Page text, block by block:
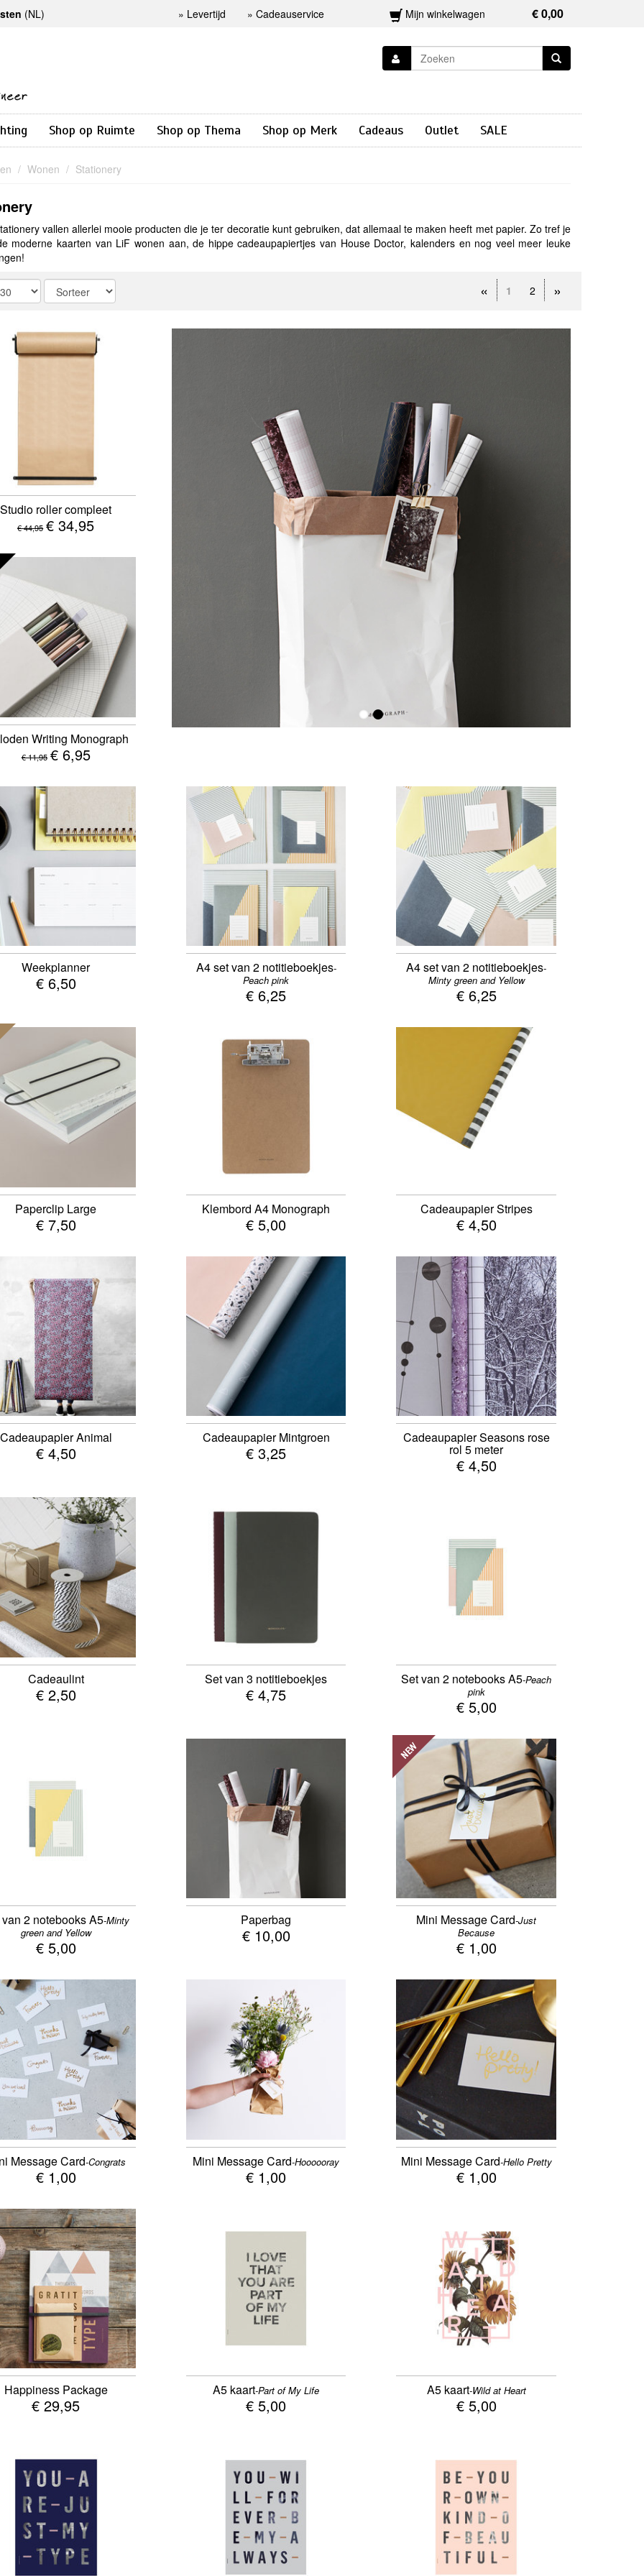
(NL) » Levertijd » Cadeauservice Mijn winkelwagen € 0,00
Shop op Ruimte Shop op Thema Shop op Merk Cadeaus Outlet SALE
Wonen Stationery
vallen allerlei mooie producten die je ter decoratie kunt gebruiken, dat allemaal te maken heeft met papier. Zo tref je
moderne kaarten van LiF wonen aan, de hippe cadeaupapiertjes van House Doctor, kalenders en nog veel meer leuke
« 1 2 »
Studio roller compleet
€ 44,95 € 34,95
Writing Monograph
€ 11,95 € 6,95
Weekplanner
€ 6,50
A4 set van 2 notitieboekjes-
Peach pink
€ 6,25
A4 set van 2 notitieboekjes-
Minty green and Yellow
€ 6,25
Paperclip Large
€ 7,50
Klembord A4 Monograph
€ 5,00
Cadeaupapier Stripes
€ 4,50
Cadeaupapier Animal
€ 4,50
Cadeaupapier Mintgroen
€ 3,25
Cadeaupapier Seasons rose
rol 5 meter
€ 4,50
Cadeaulint
€ 2,50
Set van 3 notitieboekjes
€ 4,75
Set van 2 notebooks A5-Peach
pink
€ 5,00
2 notebooks A5-Minty
green and Yellow
€ 5,00
Paperbag
€ 10,00
Mini Message Card-Just
Because
€ 1,00
NEW
Message Card-Congrats
€ 1,00
Mini Message Card-Hoooooray
€ 1,00
Mini Message Card-Hello Pretty
€ 1,00
Happiness Package
€ 29,95
A5 kaart-Part of My Life
€ 5,00
A5 kaart-Wild at Heart
€ 5,00